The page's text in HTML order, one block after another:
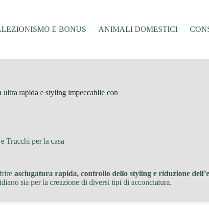
E BONUS ANIMALI DOMESTICI
rapida e styling impeccabile con
Trucchi per la casa
asciugatura rapida, controllo dello styling e riduzione
sia per la creazione di diversi tipi di acconciatura.